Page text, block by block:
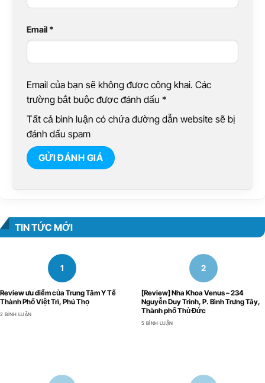
Email *
Email của bạn sẽ không được công khai. Các
trường bắt buộc được đánh dấu *
Tất cả bình luận có chứa đường dẫn website sẽ bị
đánh dấu spam
TIN TỨC MỚI
Review ưu điểm của Trung Tâm Y Tế
Thành Phố Việt Trì, Phú Thọ
2 BÌNH LUẬN
[Review] Nha Khoa Venus – 234
Nguyễn Duy Trinh, P. Bình Trưng Tây,
Thành phố Thủ Đức
5 BÌNH LUẬN